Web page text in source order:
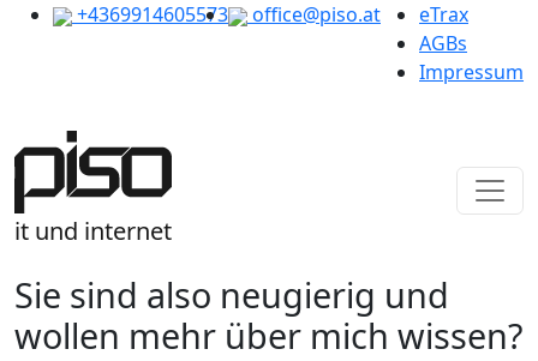
+4369914605573 office@piso.at
eTrax
AGBs
Impressum
it und internet
Sie sind also neugierig und
wollen mehr über mich wissen?